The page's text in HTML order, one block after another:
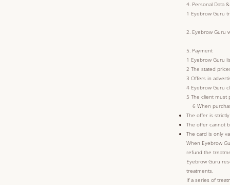
4. Personal Data
1 Eyebrow Guru
2. Eyebrow Guru
5. Payment
1 Eyebrow Guru
2 The stated
3 Offers in
4 Eyebrow Guru
5 The client must
6 When
The offer is
The offer cannot
The card is only
When Eyebrow
refund the
Eyebrow Guru
treatments.
If a series of